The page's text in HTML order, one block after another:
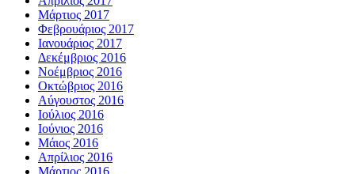
Μάρτιος 2017
Φεβρουάριος 2017
Ιανουάριος 2017
Δεκέμβριος 2016
Νοέμβριος 2016
Οκτώβριος 2016
Αύγουστος 2016
Ιούλιος 2016
Ιούνιος 2016
Μάιος 2016
Απρίλιος 2016
Μάρτιος 2016